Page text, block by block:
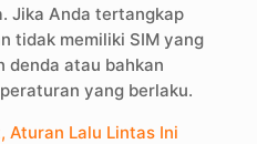
Jika Anda tertangkap
tidak memiliki SIM yang
denda atau bahkan
yang berlaku.
Aturan Lalu Lintas Ini